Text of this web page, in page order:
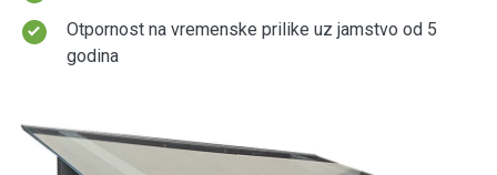
Otpornost na vremenske prilike uz jamstvo od 5
godina